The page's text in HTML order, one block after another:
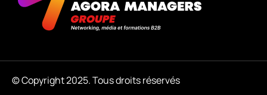
© Copyright 2025. Tous droits réservés